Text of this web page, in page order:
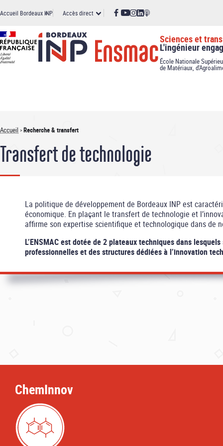
au
principal
Accueil Bordeaux INPAccès
direct
Accès direct
Sciences et
L'ingénieur
École Nationale
de Matériaux,
Fil
d'Ariane
Accueil Recherche & transfert
Transfert de technologie
La politique de développement de Bordeaux INP est
économique. En plaçant le transfert de technologie et
affirme son expertise scientifique et technologique dans de
L’ENSMAC est dotée de 2 plateaux techniques dans
professionnelles et des structures dédiées à l’innovation
ChemInnov